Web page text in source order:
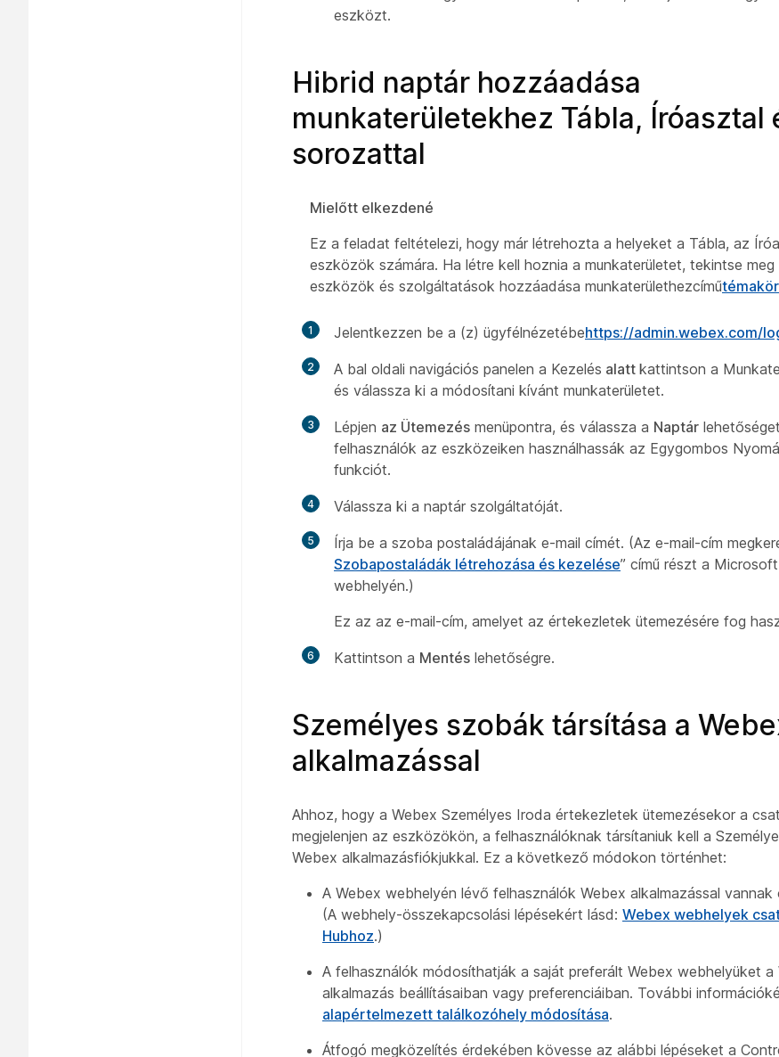
eszközt.
Hibrid naptár hozzáadása
munkaterületekhez Tábla, Íróasztal
sorozattal
Mielőtt elkezdené
Ez a feladat feltételezi, hogy már létrehozta a helyeket a Tábla, az
eszközök számára. Ha létre kell hoznia a munkaterületet, tekintse
eszközök és szolgáltatások hozzáadása munkaterülethezcímű
1 Jelentkezzen be a (z) ügyfélnézetébehttps://admin.webex.com/
2 A bal oldali navigációs panelen a Kezelés alatt kattintson a
és válassza ki a módosítani kívánt munkaterületet.
3 Lépjen az Ütemezés menüpontra, és válassza a Naptár
felhasználók az eszközeiken használhassák az Egygombos
funkciót.
4 Válassza ki a naptár szolgáltatóját.
5
Írja be a szoba postaládájának e-mail címét. (Az e-mail-cím
Szobapostaládák létrehozása és kezelése” című részt a
webhelyén.)
Ez az az e-mail-cím, amelyet az értekezletek ütemezésére fog
6 Kattintson a Mentés lehetőségre.
Személyes szobák társítása a
alkalmazással
Ahhoz, hogy a Webex Személyes Iroda értekezletek ütemezésekor a
megjelenjen az eszközökön, a felhasználóknak társítaniuk kell a
Webex alkalmazásfiókjukkal. Ez a következő módokon történhet:
A Webex webhelyén lévő felhasználók Webex alkalmazással vannak
(A webhely-összekapcsolási lépésekért lásd: Webex webhelyek
Hubhoz.)
A felhasználók módosíthatják a saját preferált Webex webhelyüket a
alkalmazás beállításaiban vagy preferenciáiban. További
alapértelmezett találkozóhely módosítása.
Átfogó megközelítés érdekében kövesse az alábbi lépéseket a